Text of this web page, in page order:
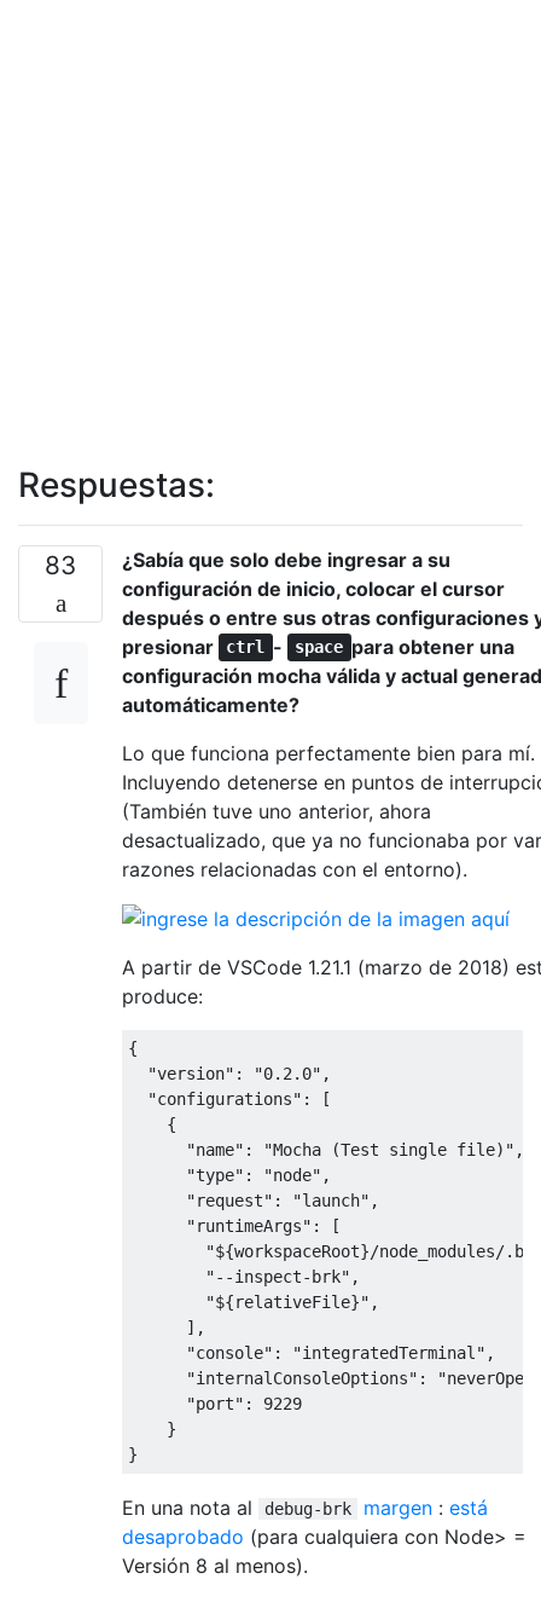
Respuestas:
83
¿Sabía que solo debe ingresar a su
configuración de inicio, colocar el cursor
después o entre sus otras configuraciones
presionar
ctrl - space para obtener una
configuración mocha válida y actual
automáticamente?
Lo que funciona perfectamente bien para mí.
Incluyendo detenerse en puntos de
(También tuve uno anterior, ahora
desactualizado, que ya no funcionaba por
razones relacionadas con el entorno).
A partir de VSCode 1.21.1 (marzo de 2018)
produce:
{
"version" : "0.2.0" ,
"configurations" :
[
{
"name" : "Mocha (Test single file)" ,
"type" : "node" ,
"request" : "launch" ,
"runtimeArgs" :
[
"${workspaceRoot}/node_modules/
"--inspect-brk" ,
"${relativeFile}" ,
],
"console" : "integratedTerminal" ,
"internalConsoleOptions" :
"port" :
9229
}
}
En una nota al debug-brk margen : está
desaprobado (para cualquiera con Node> =
Versión 8 al menos).